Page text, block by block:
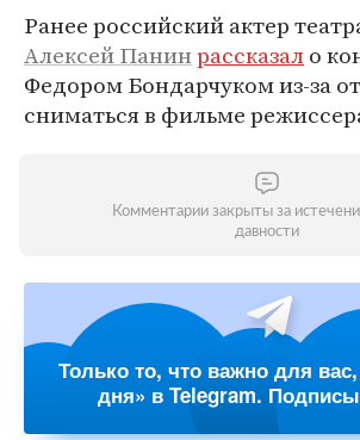
Ранее российский актер
Алексей Панинрассказало
Федором Бондарчуком из-за
сниматься в фильме
Комментарии закрыты за
давности
Только то, что важно для
дня» в Telegram.